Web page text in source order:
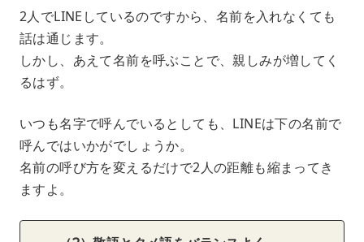
2人でLINEしているのですから、名前を入れなくても
話は通じます。
しかし、あえて名前を呼ぶことで、親しみが増してく
るはず。
いつも名字で呼んでいるとしても、LINEは下の名前で
呼んではいかがでしょうか。
名前の呼び方を変えるだけで2人の距離も縮まってき
ますよ。